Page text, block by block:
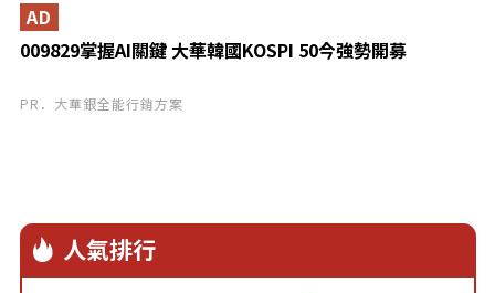
009829掌握AI關鍵 大華韓國KOSPI 50今強勢開募
AD
PR．大華銀全能行銷方案
人氣排行